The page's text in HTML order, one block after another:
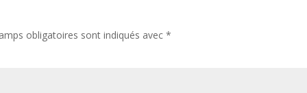
obligatoires sont indiqués avec*